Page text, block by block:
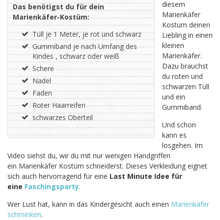
Das benötigst du für dein
Marienkäfer-Kostüm:
Tüll je 1 Meter, je rot und schwarz
Gummiband je nach Umfang des
Kindes , schwarz oder weiß
Schere
Nadel
Faden
Roter Haarreifen
schwarzes Oberteil
diesem
Marienkäfer
Kostüm deinen
Liebling in einen
kleinen
Marienkäfer.
Dazu brauchst
du roten und
schwarzen Tüll
und ein
Gummiband.
Und schon
kann es
losgehen. Im
Video siehst du, wir du mit nur wenigen Handgriffen
ein Marienkäfer Kostüm schneiderst. Dieses Verkleidung eignet
sich auch hervorragend für eine Last Minute Idee für
eine Faschingsparty.
Wer Lust hat, kann in das Kindergesicht auch einen Marienkäfer
schminken.